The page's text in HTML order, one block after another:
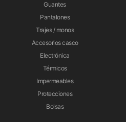
Guantes
Pantalones
Trajes / monos
Accesorios casco
Electrónica
Térmicos
Impermeables
Protecciones
Bolsas